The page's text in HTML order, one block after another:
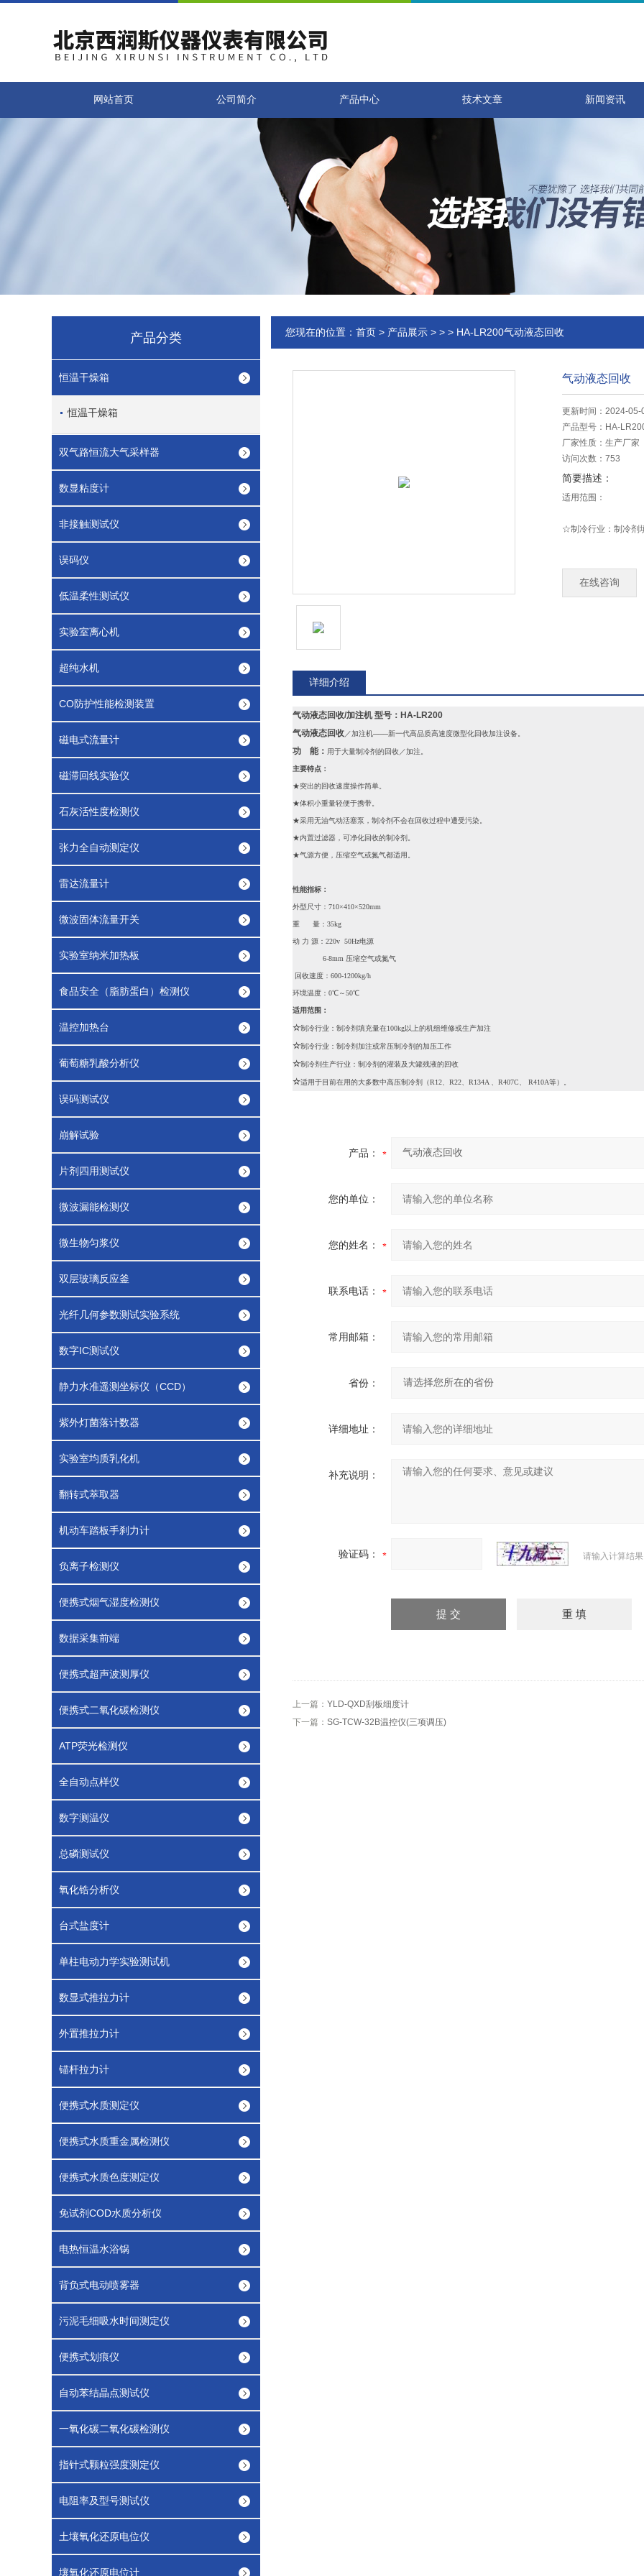
网站首页 公司简介 产品中心 技术文章 新闻资讯
产品分类
恒温干燥箱
恒温干燥箱
双气路恒流大气采样器
数显粘度计
非接触测试仪
误码仪
低温柔性测试仪
实验室离心机
超纯水机
CO防护性能检测装置
磁电式流量计
磁滞回线实验仪
石灰活性度检测仪
张力全自动测定仪
雷达流量计
微波固体流量开关
实验室纳米加热板
食品安全（脂肪蛋白）检测仪
温控加热台
葡萄糖乳酸分析仪
误码测试仪
崩解试验
片剂四用测试仪
微波漏能检测仪
微生物匀浆仪
双层玻璃反应釜
光纤几何参数测试实验系统
数字IC测试仪
静力水准遥测坐标仪（CCD）
紫外灯菌落计数器
实验室均质乳化机
翻转式萃取器
机动车踏板手刹力计
负离子检测仪
便携式烟气湿度检测仪
数据采集前端
便携式超声波测厚仪
便携式二氧化碳检测仪
ATP荧光检测仪
全自动点样仪
数字测温仪
总磷测试仪
氧化锆分析仪
台式盐度计
单柱电动力学实验测试机
数显式推拉力计
外置推拉力计
锚杆拉力计
便携式水质测定仪
便携式水质重金属检测仪
便携式水质色度测定仪
免试剂COD水质分析仪
电热恒温水浴锅
背负式电动喷雾器
污泥毛细吸水时间测定仪
便携式划痕仪
自动苯结晶点测试仪
一氧化碳二氧化碳检测仪
指针式颗粒强度测定仪
电阻率及型号测试仪
土壤氧化还原电位仪
壤氧化还原电位计
您现在的位置： 首页 > 产品展示 > > > HA-LR200气动液态回收
气动液态回收
更新时间：2024-05-
产品型号： HA-
厂家性质： 生产厂家
访问次数： 753
简要描述：
适用范围：
☆制冷行业：制冷剂
在线咨询
详细介绍
气动液态回收/加注机 型号：HA-LR200
气动液态回收 ／加注机───新一代高品质高速度微型化回收加注设备。
功 能： 用于大量制冷剂的回收／加注。
主要特点：
★突出的回收速度操作简单。
★体积小重量轻便于携带。
★采用无油气动活塞泵，制冷剂不会在回收过程中遭受污染。
★内置过滤器，可净化回收的制冷剂。
★气源方便，压缩空气或氮气都适用。
性能指标：
外型尺寸：710×410×520mm
重 量：35kg
动 力 源：220v 50Hz电源
6-8mm 压缩空气或氮气
回收速度：600-1200kg/h
环境温度：0℃～50℃
适用范围：
☆制冷行业：制冷剂填充量在100kg以上的机组维修或生产加注
☆制冷行业：制冷剂加注或常压制冷剂的加压工作
☆制冷剂生产行业：制冷剂的灌装及大罐残液的回收
☆适用于目前在用的大多数中高压制冷剂（R12、R22、R134A 、R407C、 R410A等）。
产品：
您的单位：
您的姓名：
联系电话：
常用邮箱：
省份：
详细地址：
补充说明：
验证码： 请输入计算结
上一篇： YLD-QXD刮板细度计
下一篇： SG-TCW-32B温控仪(三项调压)